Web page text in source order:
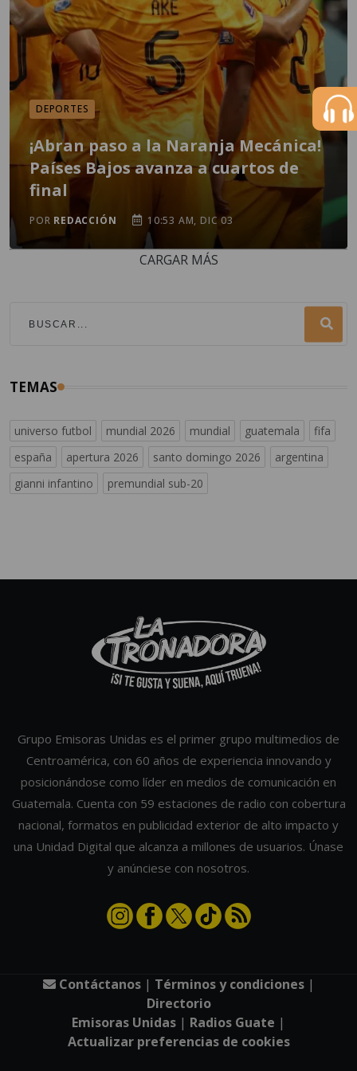
DEPORTES
¡Abran paso a la Naranja Mecánica!
Países Bajos avanza a cuartos de
final
POR REDACCIÓN 10:53 AM, DIC 03
CARGAR MÁS
TEMAS
universo futbol mundial 2026 mundial guatemala
fifa
españa
apertura 2026 santo domingo 2026
argentina
gianni infantino
premundial sub-20
Grupo Emisoras Unidas es el primer grupo multimedios de
Centroamérica, con 60 años de experiencia innovando y
posicionándose como líder en medios de comunicación en
Guatemala. Cuenta con 59 estaciones de radio con cobertura
nacional, formatos en publicidad exterior de alto impacto y
una Unidad Digital que alcanza a millones de usuarios. Únase
y anúnciese con nosotros.
Contáctanos| Términos y condiciones|
Directorio
Emisoras Unidas | Radios Guate |
Actualizar preferencias de cookies